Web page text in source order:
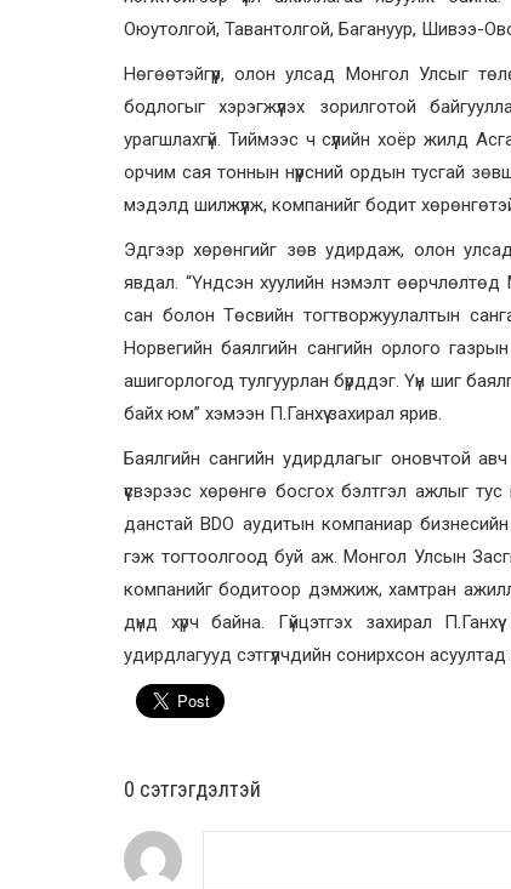
Оюутолгой, Тавантолгой, Багануур, Шивээ-
Нөгөөтэйгүүр, олон улсад Монгол Улсыг
бодлогыг хэрэгжүүлэх зорилготой
урагшлахгүй. Тиймээс ч сүүлийн хоёр жилд
орчим сая тоннын нүүрсний ордын тусгай
мэдэлд шилжүүлж, компанийг бодит
Эдгээр хөрөнгийг зөв удирдаж, олон
явдал. “Үндсэн хуулийн нэмэлт өөрчлөлтөд
сан болон Төсвийн тогтворжуулалтын
Норвегийн баялгийн сангийн орлого
ашигорлогод тулгуурлан бүрддэг. Үүн шиг
байх юм” хэмээн П.Ганхүү захирал ярив.
Баялгийн сангийн удирдлагыг оновчтой
үүсвэрээс хөрөнгө босгох бэлтгэл ажлыг
данстай BDO аудитын компаниар бизнесийн
гэж тогтоолгоод буй аж. Монгол Улсын
компанийг бодитоор дэмжиж, хамтран
дүнд хүрч байна. Гүйцэтгэх захирал
удирдлагууд сэтгүүлчдийн сонирхсон
0 cэтгэгдэлтэй